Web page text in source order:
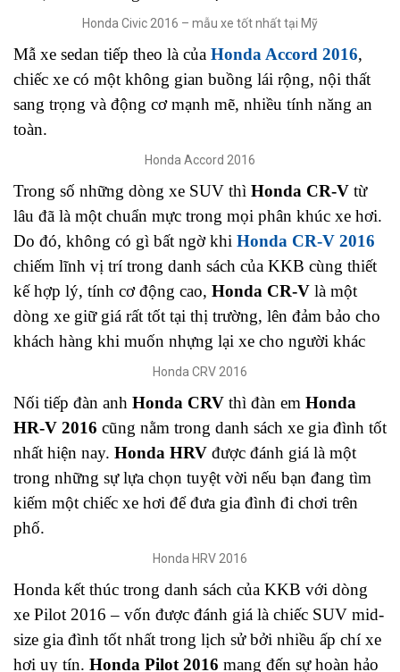
Honda Civic 2016 – mẫu xe tốt nhất tại Mỹ
Mẫ xe sedan tiếp theo là của Honda Accord 2016,
chiếc xe có một không gian buồng lái rộng, nội thất
sang trọng và động cơ mạnh mẽ, nhiều tính năng an
toàn.
Honda Accord 2016
Trong số những dòng xe SUV thì Honda CR-V từ
lâu đã là một chuẩn mực trong mọi phân khúc xe hơi.
Do đó, không có gì bất ngờ khi Honda CR-V 2016
chiếm lĩnh vị trí trong danh sách của KKB cùng thiết
kế hợp lý, tính cơ động cao, Honda CR-V là một
dòng xe giữ giá rất tốt tại thị trường, lên đảm bảo cho
khách hàng khi muốn nhựng lại xe cho người khác
Honda CRV 2016
Nối tiếp đàn anh Honda CRV thì đàn em Honda
HR-V 2016 cũng nằm trong danh sách xe gia đình tốt
nhất hiện nay. Honda HRV được đánh giá là một
trong những sự lựa chọn tuyệt vời nếu bạn đang tìm
kiếm một chiếc xe hơi để đưa gia đình đi chơi trên
phố.
Honda HRV 2016
Honda kết thúc trong danh sách của KKB với dòng
xe Pilot 2016 – vốn được đánh giá là chiếc SUV mid-
size gia đình tốt nhất trong lịch sử bởi nhiều ấp chí xe
hơi uy tín. Honda Pilot 2016 mang đến sự hoàn hảo